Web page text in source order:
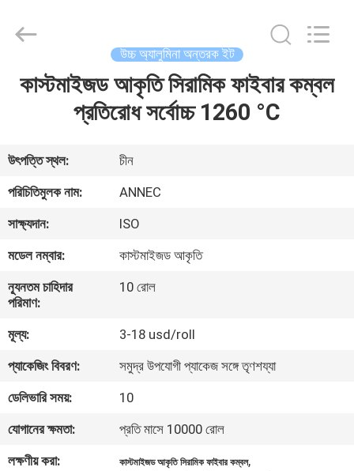
বাড়ি
আমাদের
সম্পর্কে
কারখানা
পরিদর্শন
গুণমান
নিয়ন্ত্রণ
আমাদের
সাথে
Reserved.
উচ্চ অ্যালুমিনা অন্তরক ইট
কাস্টমাইজড আকৃতি সিরামিক ফাইবার কম্বল
প্রতিরোধ সর্বোচ্চ 1260 °C
উৎপত্তি স্থল:
চীন
পরিচিতিমুলক নাম:
ANNEC
সাক্ষ্যদান:
ISO
মডেল নম্বার:
কাস্টমাইজড আকৃতি
ন্যূনতম চাহিদার
পরিমাণ:
10 রোল
মূল্য:
3-18 usd/roll
প্যাকেজিং বিবরণ:
সমুদ্র উপযোগী প্যাকেজ সঙ্গে তৃণশয্যা
ডেলিভারি সময়:
10
যোগানের ক্ষমতা:
প্রতি মাসে 10000 রোল
লক্ষণীয় করা:
কাস্টমাইজড আকৃতি সিরামিক ফাইবার কম্বল,